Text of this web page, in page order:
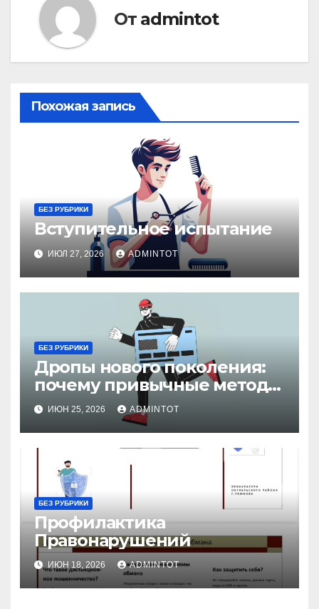
От admintot
Похожая запись
БЕЗ РУБРИКИ
Вступительное испытание
ИЮЛ 27, 2026 ADMINTOT
БЕЗ РУБРИКИ
Дропы нового поколения:
почему привычные методы
уже не работают?
ИЮН 25, 2026 ADMINTOT
БЕЗ РУБРИКИ
Профилактика
Правонарушений
ИЮН 18, 2026 ADMINTOT